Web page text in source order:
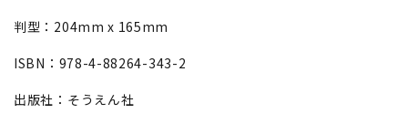
判型：204mm x 165mm
ISBN：978-4-88264-343-2
出版社：そうえん社